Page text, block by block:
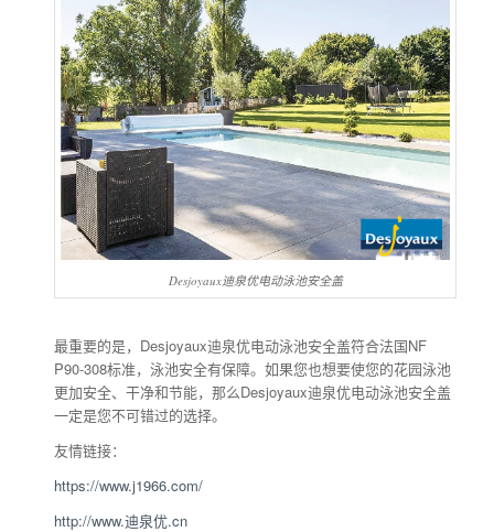
Desjoyaux迪泉优电动泳池安全盖
最重要的是，Desjoyaux迪泉优电动泳池安全盖符合法国NF
P90-308标准，泳池安全有保障。如果您也想要使您的花园泳池
更加安全、干净和节能，那么Desjoyaux迪泉优电动泳池安全盖
一定是您不可错过的选择。
友情链接：
https://www.j1966.com/
http://www.迪泉优.cn